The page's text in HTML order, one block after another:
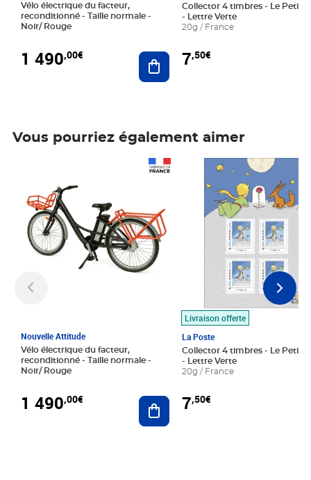
Vélo électrique du facteur,
reconditionné - Taille normale -
Noir/ Rouge
1 490,00€ Ajouter au panier
Collector 4 timbres - Le Petit
- Lettre Verte
20g / France
7,50€
Vous pourriez également aimer
Nouvelle Attitude
Vélo électrique du facteur,
reconditionné - Taille normale -
Noir/ Rouge
1 490,00€ Ajouter au panier
Livraison offerte
La Poste
Collector 4 timbres - Le Petit
- Lettre Verte
20g / France
7,50€
Prix 7,50€